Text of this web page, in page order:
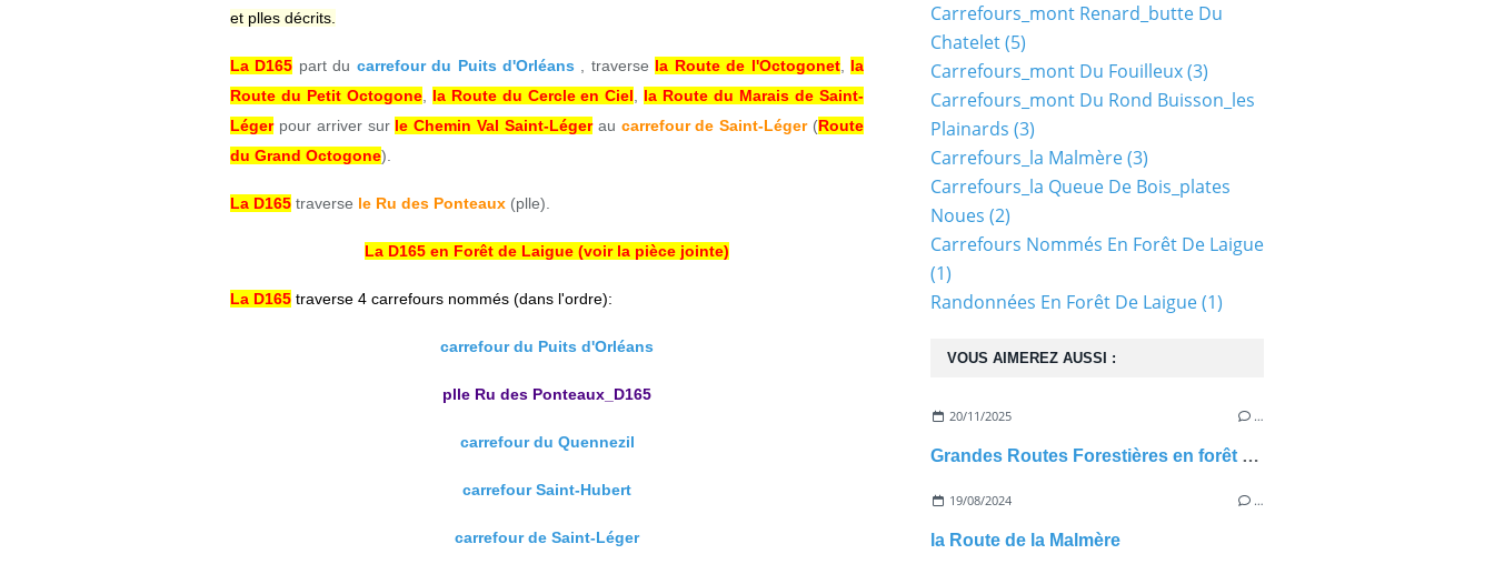
et plles décrits.
La D165 part du carrefour du Puits d'Orléans , traverse la Route de l'Octogonet, la
Route du Petit Octogone, la Route du Cercle en Ciel
la Route du Marais de Saint-
Légerpour arriver sur le Chemin Val Saint-Légerau carrefour de Saint-Léger(Route
du Grand Octogone).
La D165 traverse le Ru des Ponteaux (plle).
La D165 en Forêt de Laigue (voir la pièce jointe)
La D165 traverse 4 carrefours nommés (dans l'ordre):
carrefour du Puits d'Orléans
plle Ru des Ponteaux_D165
carrefour du Quennezil
carrefour Saint-Hubert
carrefour de Saint-Léger
VOUS AIMEREZ AUSSI :
20/11/2025 …
Grandes Routes Forestières en forêt de Laigue
19/08/2024 …
la Route de la Malmère
Carrefours_mont Renard_butte Du
Chatelet(5)
Carrefours_mont Du Fouilleux(3)
Carrefours_mont Du Rond Buisson_les
Plainards (3)
Carrefours_la Malmère(3)
Carrefours_la Queue De Bois_plates
Noues (2)
Carrefours Nommés En Forêt De Laigue
(1)
Randonnées En Forêt De Laigue(1)